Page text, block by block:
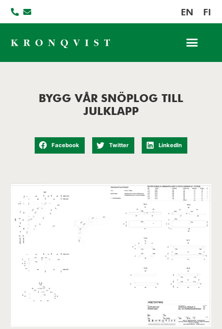
EN FI
BYGG VÅR SNÖPLOG TILL
JULKLAPP
Facebook Twitter LinkedIn